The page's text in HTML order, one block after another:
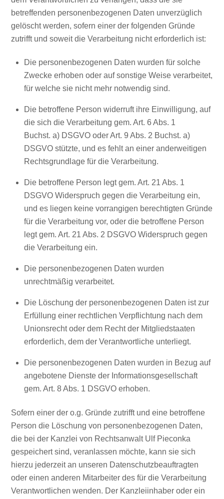
betreffenden personenbezogenen Daten unverzüglich
gelöscht werden, sofern einer der folgenden Gründe
zutrifft und soweit die Verarbeitung nicht erforderlich ist:
Die personenbezogenen Daten wurden für solche
Zwecke erhoben oder auf sonstige Weise verarbeitet,
für welche sie nicht mehr notwendig sind.
Die betroffene Person widerruft ihre Einwilligung, auf
die sich die Verarbeitung gem. Art. 6 Abs. 1
Buchst. a) DSGVO oder Art. 9 Abs. 2 Buchst. a)
DSGVO stützte, und es fehlt an einer anderweitigen
Rechtsgrundlage für die Verarbeitung.
Die betroffene Person legt gem. Art. 21 Abs. 1
DSGVO Widerspruch gegen die Verarbeitung ein,
und es liegen keine vorrangigen berechtigten Gründe
für die Verarbeitung vor, oder die betroffene Person
legt gem. Art. 21 Abs. 2 DSGVO Widerspruch gegen
die Verarbeitung ein.
Die personenbezogenen Daten wurden
unrechtmäßig verarbeitet.
Die Löschung der personenbezogenen Daten ist zur
Erfüllung einer rechtlichen Verpflichtung nach dem
Unionsrecht oder dem Recht der Mitgliedstaaten
erforderlich, dem der Verantwortliche unterliegt.
Die personenbezogenen Daten wurden in Bezug auf
angebotene Dienste der Informationsgesellschaft
gem. Art. 8 Abs. 1 DSGVO erhoben.
Sofern einer der o.g. Gründe zutrifft und eine betroffene
Person die Löschung von personenbezogenen Daten,
die bei der Kanzlei von Rechtsanwalt Ulf Pieconka
gespeichert sind, veranlassen möchte, kann sie sich
hierzu jederzeit an unseren Datenschutzbeauftragten
oder einen anderen Mitarbeiter des für die Verarbeitung
Verantwortlichen wenden. Der Kanzleiinhaber oder ein